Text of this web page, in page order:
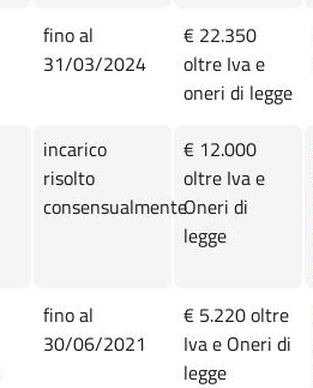
fino al
31/03/2024
€ 22.350
oltre Iva e
oneri di legge
incarico
risolto
consensualmente
€ 12.000
oltre Iva e
Oneri di
legge
fino al
30/06/2021
€ 5.220 oltre
Iva e Oneri di
legge